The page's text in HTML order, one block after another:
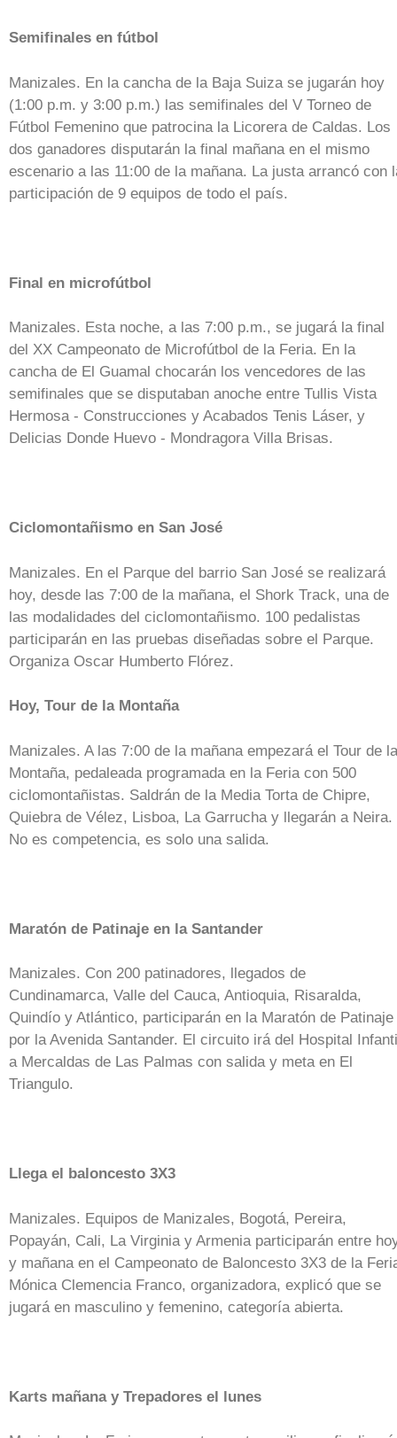
Semifinales en fútbol
Manizales. En la cancha de la Baja Suiza se jugarán hoy
(1:00 p.m. y 3:00 p.m.) las semifinales del V Torneo de
Fútbol Femenino que patrocina la Licorera de Caldas. Los
dos ganadores disputarán la final mañana en el mismo
escenario a las 11:00 de la mañana. La justa arrancó con
participación de 9 equipos de todo el país.
Final en microfútbol
Manizales. Esta noche, a las 7:00 p.m., se jugará la final
del XX Campeonato de Microfútbol de la Feria. En la
cancha de El Guamal chocarán los vencedores de las
semifinales que se disputaban anoche entre Tullis Vista
Hermosa - Construcciones y Acabados Tenis Láser, y
Delicias Donde Huevo - Mondragora Villa Brisas.
Ciclomontañismo en San José
Manizales. En el Parque del barrio San José se realizará
hoy, desde las 7:00 de la mañana, el Shork Track, una de
las modalidades del ciclomontañismo. 100 pedalistas
participarán en las pruebas diseñadas sobre el Parque.
Organiza Oscar Humberto Flórez.
Hoy, Tour de la Montaña
Manizales. A las 7:00 de la mañana empezará el Tour de la
Montaña, pedaleada programada en la Feria con 500
ciclomontañistas. Saldrán de la Media Torta de Chipre,
Quiebra de Vélez, Lisboa, La Garrucha y llegarán a Neira.
No es competencia, es solo una salida.
Maratón de Patinaje en la Santander
Manizales. Con 200 patinadores, llegados de
Cundinamarca, Valle del Cauca, Antioquia, Risaralda,
Quindío y Atlántico, participarán en la Maratón de Patinaje
por la Avenida Santander. El circuito irá del Hospital
a Mercaldas de Las Palmas con salida y meta en El
Triangulo.
Llega el baloncesto 3X3
Manizales. Equipos de Manizales, Bogotá, Pereira,
Popayán, Cali, La Virginia y Armenia participarán entre
y mañana en el Campeonato de Baloncesto 3X3 de la
Mónica Clemencia Franco, organizadora, explicó que se
jugará en masculino y femenino, categoría abierta.
Karts mañana y Trepadores el lunes